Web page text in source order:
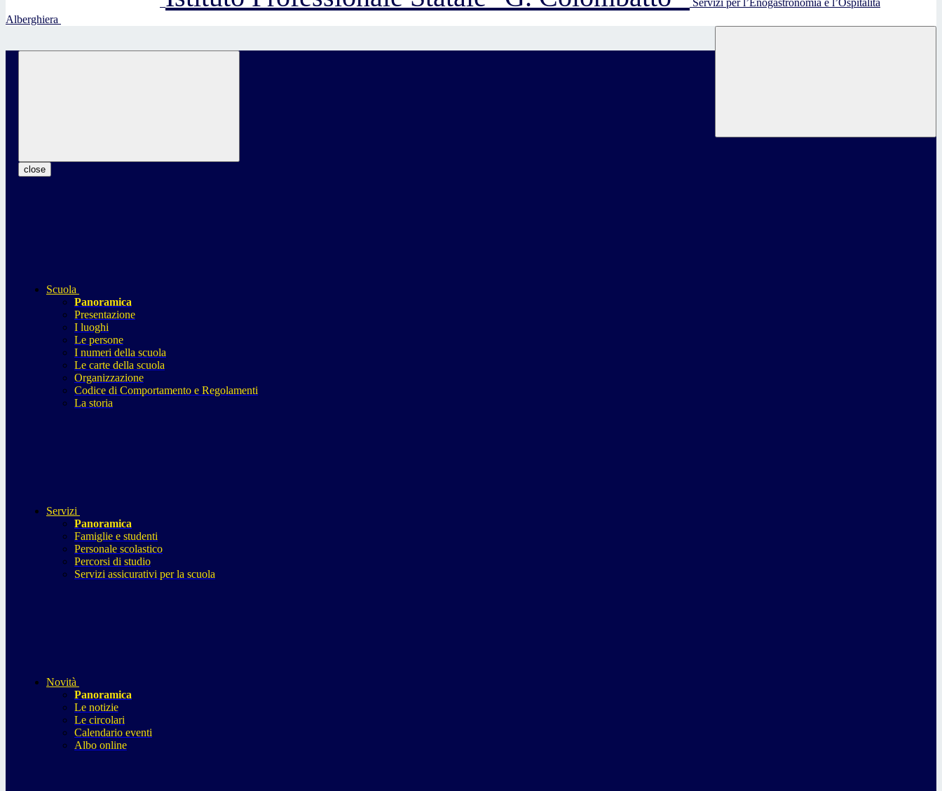
Servizi per l’Enogastronomia e l’Ospitalità
Alberghiera
close
Scuola
Panoramica
Presentazione
I luoghi
Le persone
I numeri della scuola
Le carte della scuola
Organizzazione
Codice di Comportamento e Regolamenti
La storia
Servizi
Panoramica
Famiglie e studenti
Personale scolastico
Percorsi di studio
Servizi assicurativi per la scuola
Novità
Panoramica
Le notizie
Le circolari
Calendario eventi
Albo online